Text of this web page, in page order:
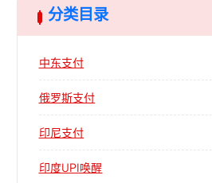
分类目录
中东支付
俄罗斯支付
印尼支付
印度UPI唤醒